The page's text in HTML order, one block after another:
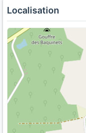
Localisation